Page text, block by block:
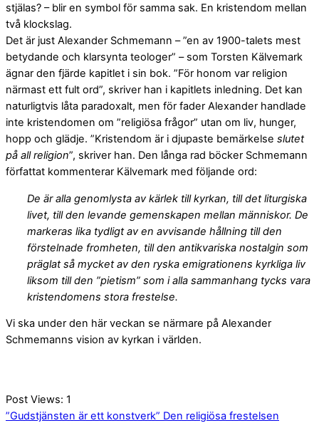
stjälas? – blir en symbol för samma sak. En kristendom mellan
två klockslag.
Det är just Alexander Schmemann – ”en av 1900-talets mest
betydande och klarsynta teologer” – som Torsten Kälvemark
ägnar den fjärde kapitlet i sin bok. ”För honom var religion
närmast ett fult ord”, skriver han i kapitlets inledning. Det kan
naturligtvis låta paradoxalt, men för fader Alexander handlade
inte kristendomen om ”religiösa frågor” utan om liv, hunger,
hopp och glädje. ”Kristendom är i djupaste bemärkelse slutet
på all religion”, skriver han. Den långa rad böcker Schmemann
författat kommenterar Kälvemark med följande ord:
De är alla genomlysta av kärlek till kyrkan, till det liturgiska
livet, till den levande gemenskapen mellan människor. De
markeras lika tydligt av en avvisande hållning till den
förstelnade fromheten, till den antikvariska nostalgin som
präglat så mycket av den ryska emigrationens kyrkliga liv
liksom till den ”pietism” som i alla sammanhang tycks vara
kristendomens stora frestelse.
Vi ska under den här veckan se närmare på Alexander
Schmemanns vision av kyrkan i världen.
Post Views: 1
”Gudstjänsten är ett konstverk” Den religiösa frestelsen